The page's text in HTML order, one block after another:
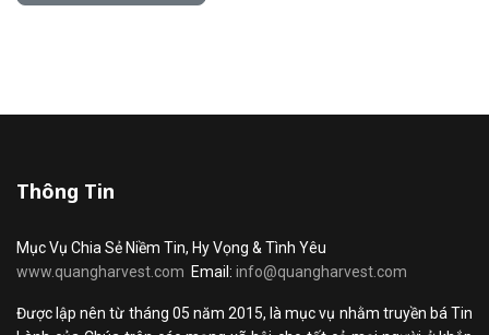
Thông Tin
Mục Vụ Chia Sẻ Niềm Tin, Hy Vọng & Tình Yêu
www.quangharvest.com Email: info@quangharvest.com
Được lập nên từ tháng 05 năm 2015, là mục vụ nhằm truyền bá Tin